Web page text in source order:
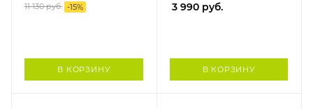
11 130руб. -15%
В КОРЗИНУ
3 990руб.
В КОРЗИНУ